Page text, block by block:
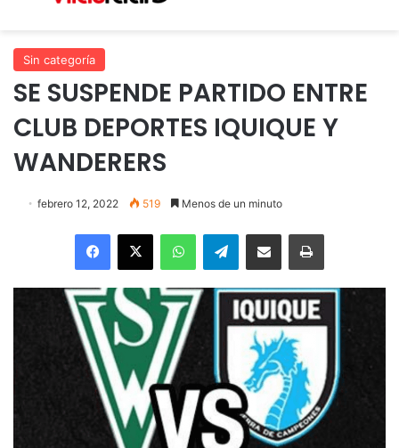
Sin categoría
SE SUSPENDE PARTIDO ENTRE
CLUB DEPORTES IQUIQUE Y
WANDERERS
febrero 12, 2022 519 Menos de un minuto
Facebook
X WhatsAppTelegramEnviar vía email Imprimir